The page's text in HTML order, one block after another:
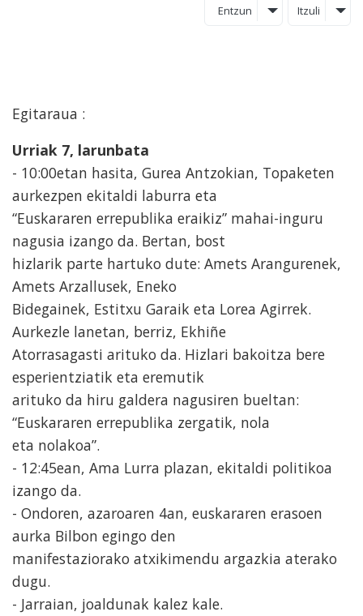
Entzun Itzuli
Egitaraua :
Urriak 7, larunbata
- 10:00etan hasita, Gurea Antzokian, Topaketen
aurkezpen ekitaldi laburra eta
“Euskararen errepublika eraikiz” mahai-inguru
nagusia izango da. Bertan, bost
hizlarik parte hartuko dute: Amets Arangurenek,
Amets Arzallusek, Eneko
Bidegainek, Estitxu Garaik eta Lorea Agirrek.
Aurkezle lanetan, berriz, Ekhiñe
Atorrasagasti arituko da. Hizlari bakoitza bere
esperientziatik eta eremutik
arituko da hiru galdera nagusiren bueltan:
“Euskararen errepublika zergatik, nola
eta nolakoa”.
- 12:45ean, Ama Lurra plazan, ekitaldi politikoa
izango da.
- Ondoren, azaroaren 4an, euskararen erasoen
aurka Bilbon egingo den
manifestaziorako atxikimendu argazkia aterako
dugu.
- Jarraian, joaldunak kalez kale.